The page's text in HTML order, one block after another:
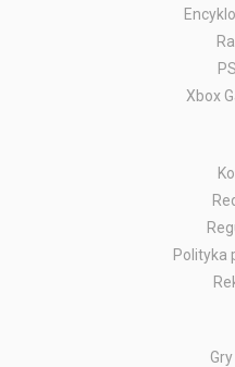
Xbox
Polityka